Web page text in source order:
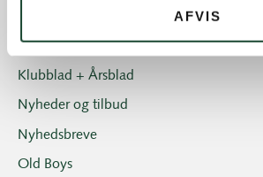
AFVIS
Klubben
Klubblad + Årsblad
Nyheder og tilbud
Nyhedsbreve
Old Boys